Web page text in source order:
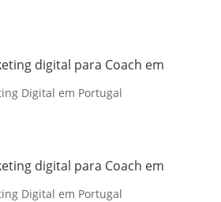
digital para Coach em
Digital em Portugal
digital para Coach em
Digital em Portugal